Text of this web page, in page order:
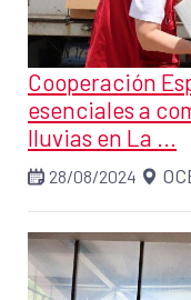
Cooperación
esenciales a
lluvias en La ...
28/08/2024